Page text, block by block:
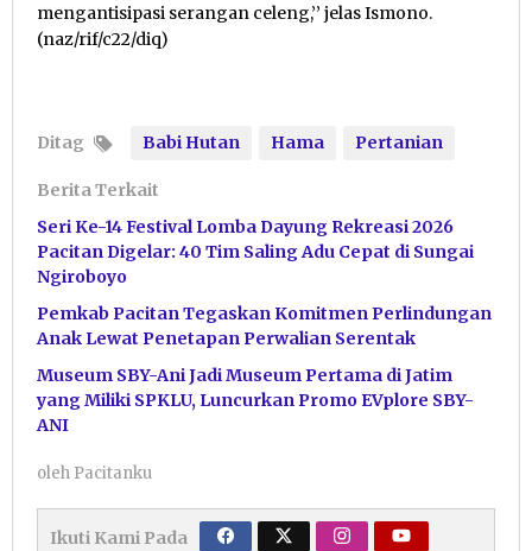
mengantisipasi serangan celeng,’’ jelas Ismono.
(naz/rif/c22/diq)
Ditag Babi Hutan Hama Pertanian
Berita Terkait
Seri Ke-14 Festival Lomba Dayung Rekreasi 2026
Pacitan Digelar: 40 Tim Saling Adu Cepat di Sungai
Ngiroboyo
Pemkab Pacitan Tegaskan Komitmen Perlindungan
Anak Lewat Penetapan Perwalian Serentak
Museum SBY-Ani Jadi Museum Pertama di Jatim
yang Miliki SPKLU, Luncurkan Promo EVplore SBY-
ANI
oleh Pacitanku
Ikuti Kami Pada